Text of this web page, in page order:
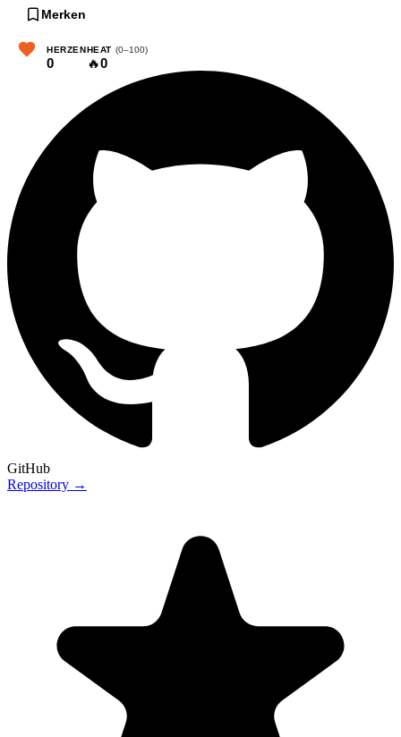
Merken
HERZEN
0
HEAT (0–100)
🔥0
GitHub
Repository →